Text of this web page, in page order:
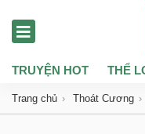
TRUYỆN HOT THỂ
Trang chủ Thoát Cương